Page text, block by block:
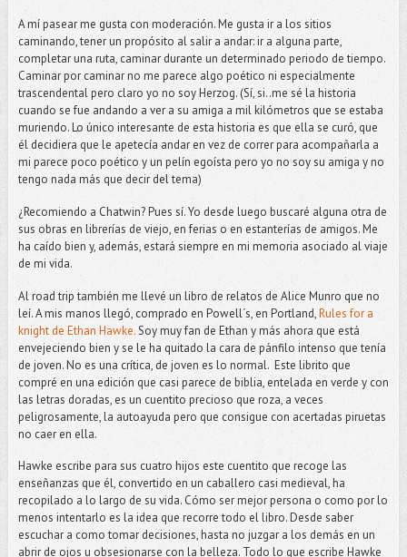
A mí pasear me gusta con moderación. Me gusta ir a los sitios
caminando, tener un propósito al salir a andar: ir a alguna parte,
completar una ruta, caminar durante un determinado periodo de tiempo.
Caminar por caminar no me parece algo poético ni especialmente
trascendental pero claro yo no soy Herzog. (Sí, si..me sé la historia
cuando se fue andando a ver a su amiga a mil kilómetros que se estaba
muriendo. Lo único interesante de esta historia es que ella se curó, que
él decidiera que le apetecía andar en vez de correr para acompañarla a
mi parece poco poético y un pelín egoísta pero yo no soy su amiga y no
tengo nada más que decir del tema)
¿Recomiendo a Chatwin? Pues sí. Yo desde luego buscaré alguna otra de
sus obras en librerías de viejo, en ferias o en estanterías de amigos. Me
ha caído bien y, además, estará siempre en mi memoria asociado al viaje
de mi vida.
Al road trip también me llevé un libro de relatos de Alice Munro que no
leí. A mis manos llegó, comprado en Powell´s, en Portland,Rules for a
knight de Ethan Hawke.Soy muy fan de Ethan y más ahora que está
envejeciendo bien y se le ha quitado la cara de pánfilo intenso que tenía
de joven. No es una crítica, de joven es lo normal. Este librito que
compré en una edición que casi parece de biblia, entelada en verde y con
las letras doradas, es un cuentito precioso que roza, a veces
peligrosamente, la autoayuda pero que consigue con acertadas piruetas
no caer en ella.
Hawke escribe para sus cuatro hijos este cuentito que recoge las
enseñanzas que él, convertido en un caballero casi medieval, ha
recopilado a lo largo de su vida. Cómo ser mejor persona o como por lo
menos intentarlo es la idea que recorre todo el libro. Desde saber
escuchar a como tomar decisiones, hasta no juzgar a los demás en un
abrir de ojos u obsesionarse con la belleza. Todo lo que escribe Hawke